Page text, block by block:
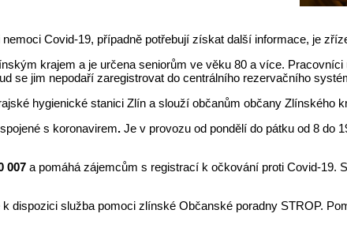
Covid-19, případně potřebují získat další informace, je
krajem a je určena seniorům ve věku 80 a více.
se jim nepodaří zaregistrovat do centrálního rezervačního
hygienické stanici Zlín a slouží občanům občany Zlínského
s koronavirem.Je v provozu od pondělí do pátku od 8 do
007 a pomáhá zájemcům s registrací k očkování proti Covid-19.
k dispozici služba pomoci zlínské Občanské poradny STROP.